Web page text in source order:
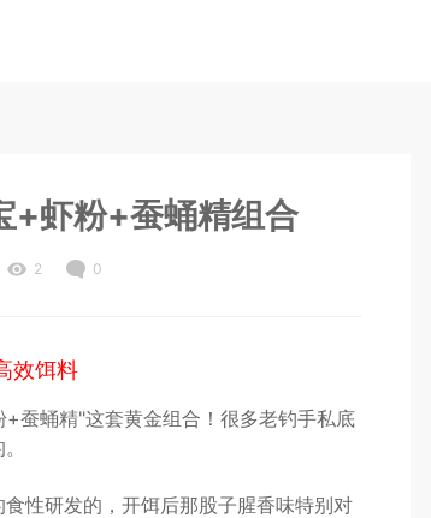
+虾粉+蚕蛹精组合
2 0
效饵料
蚕蛹精"这套黄金组合！很多老钓手私底
性研发的，开饵后那股子腥香味特别对